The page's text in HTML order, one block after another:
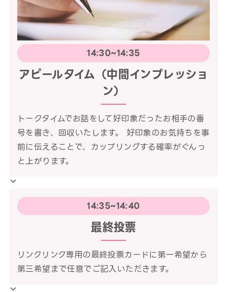
14:30~14:35
アピールタイム（中間インプレッショ
ン）
トークタイムでお話をして好印象だったお相手の番
号を書き、回収いたします。 好印象のお気持ちを事
前に伝えることで、カップリングする確率がぐんっ
と上がります。
14:35~14:40
最終投票
リンクリンク専用の最終投票カードに第一希望から
第三希望まで任意でご記入いただきます。